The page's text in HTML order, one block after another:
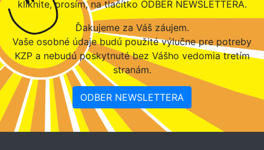
kliknite, prosím, na tlačítko ODBER NEWSLETTERA.
Ďakujeme za Váš záujem.
Vaše osobné údaje budú použité výlučne pre potreby
KZP a nebudú poskytnuté bez Vášho vedomia tretím
stranám.
ODBER NEWSLETTERA